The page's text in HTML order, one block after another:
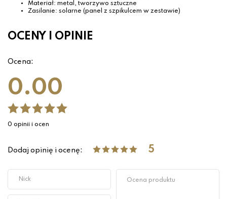
Materiał: metal, tworzywo sztuczne
Zasilanie: solarne (panel z szpikulcem w zestawie)
OCENY I OPINIE
Ocena:
0.00
0 opinii i ocen
Dodaj opinię i ocenę: 5